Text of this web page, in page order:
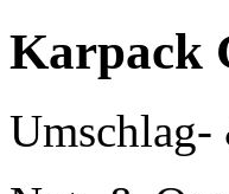
Karpack
Umschlag-